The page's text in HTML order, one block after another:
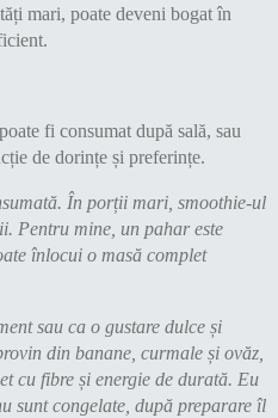
mari, poate deveni bogat în
fi consumat după sală, sau
de dorințe și preferințe.
În porții mari, smoothie-ul
Pentru mine, un pahar este
înlocui o masă complet
sau ca o gustare dulce și
din banane, curmale și ovăz,
cu fibre și energie de durată. Eu
sunt congelate, după preparare îl